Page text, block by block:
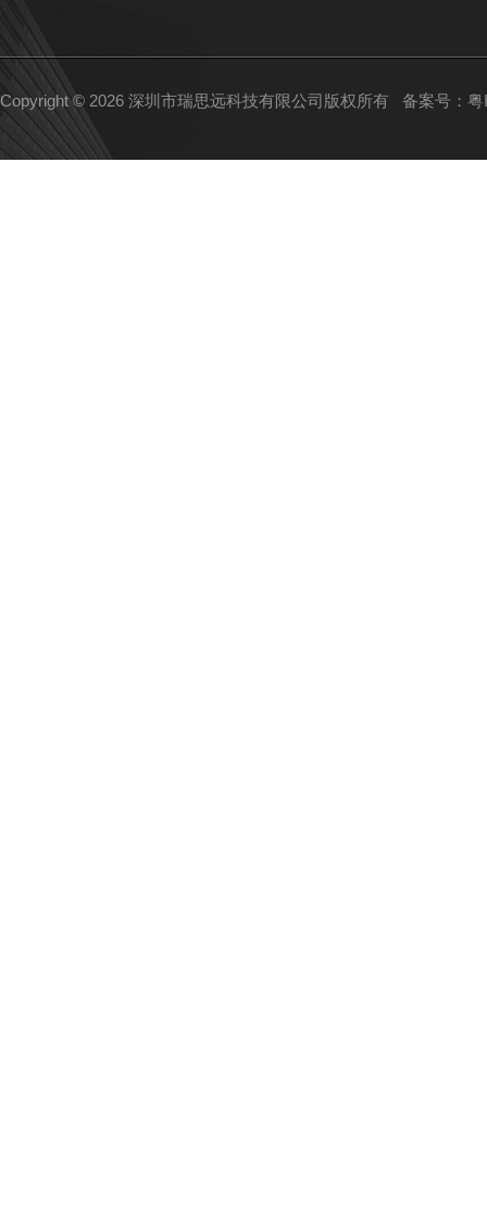
Copyright © 2026 深圳市瑞思远科技有限公司版权所有 备案号：